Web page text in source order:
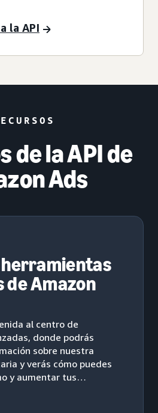
la API
de la API de
Ads
de Amazon
al centro de
donde podrás
sobre nuestra
y verás cómo puedes
y aumentar tus